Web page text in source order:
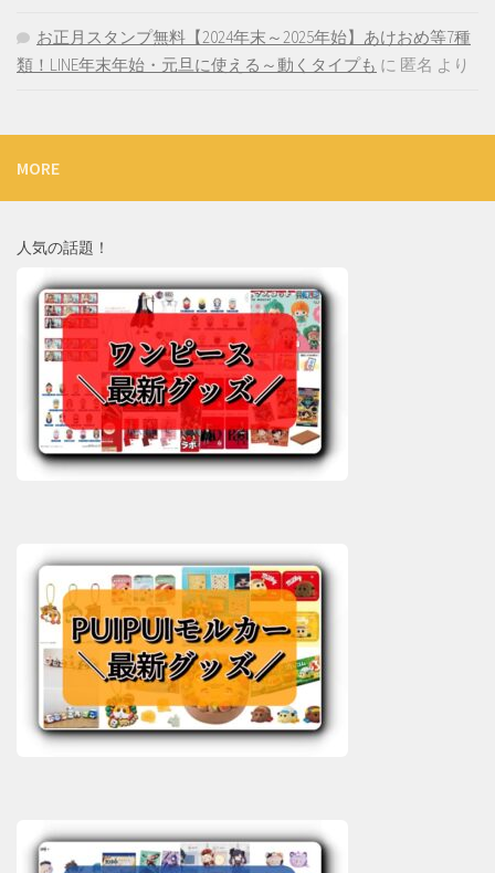
お正月スタンプ無料【2024年末～2025年始】あけおめ等7種
類！LINE年末年始・元旦に使える～動くタイプも に 匿名 より
MORE
人気の話題！